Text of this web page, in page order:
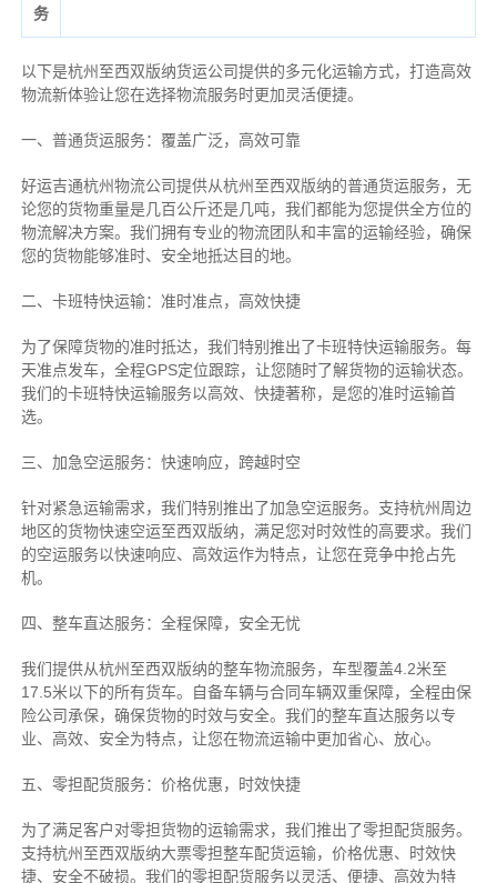
务
以下是杭州至西双版纳货运公司提供的多元化运输方式，打造高效
物流新体验让您在选择物流服务时更加灵活便捷。
一、普通货运服务：覆盖广泛，高效可靠
好运吉通杭州物流公司提供从杭州至西双版纳的普通货运服务，无
论您的货物重量是几百公斤还是几吨，我们都能为您提供全方位的
物流解决方案。我们拥有专业的物流团队和丰富的运输经验，确保
您的货物能够准时、安全地抵达目的地。
二、卡班特快运输：准时准点，高效快捷
为了保障货物的准时抵达，我们特别推出了卡班特快运输服务。每
天准点发车，全程GPS定位跟踪，让您随时了解货物的运输状态。
我们的卡班特快运输服务以高效、快捷著称，是您的准时运输首
选。
三、加急空运服务：快速响应，跨越时空
针对紧急运输需求，我们特别推出了加急空运服务。支持杭州周边
地区的货物快速空运至西双版纳，满足您对时效性的高要求。我们
的空运服务以快速响应、高效运作为特点，让您在竞争中抢占先
机。
四、整车直达服务：全程保障，安全无忧
我们提供从杭州至西双版纳的整车物流服务，车型覆盖4.2米至
17.5米以下的所有货车。自备车辆与合同车辆双重保障，全程由保
险公司承保，确保货物的时效与安全。我们的整车直达服务以专
业、高效、安全为特点，让您在物流运输中更加省心、放心。
五、零担配货服务：价格优惠，时效快捷
为了满足客户对零担货物的运输需求，我们推出了零担配货服务。
支持杭州至西双版纳大票零担整车配货运输，价格优惠、时效快
捷、安全不破损。我们的零担配货服务以灵活、便捷、高效为特